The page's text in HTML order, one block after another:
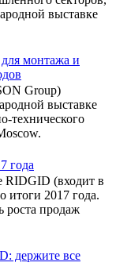
выставке
монтажа и
Group)
выставке
технического
года
RIDGID (входит в
итоги 2017 года.
роста продаж
держите все